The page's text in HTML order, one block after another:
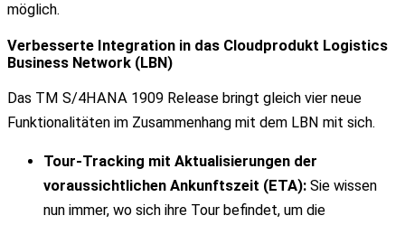
möglich.
Verbesserte Integration in das Cloudprodukt Logistics
Business Network (LBN)
Das TM S/4HANA 1909 Release bringt gleich vier neue
Funktionalitäten im Zusammenhang mit dem LBN mit sich.
Tour-Tracking mit Aktualisierungen der
voraussichtlichen Ankunftszeit (ETA): Sie wissen
nun immer, wo sich ihre Tour befindet, um die